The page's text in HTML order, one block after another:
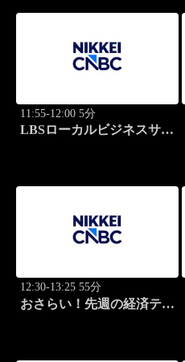
11:55-12:00 5分
LBSローカルビジネスサテ
12:30-13:25 55分
おさらい！先週の経済テー